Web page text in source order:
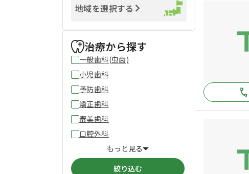
地域を選択する
治療から探す
一般歯科(虫歯)
小児歯科
予防歯科
矯正歯科
審美歯科
口腔外科
もっと見る
絞り込む